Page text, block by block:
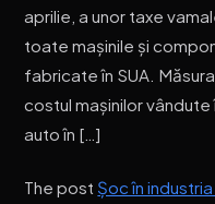
aprilie, a unor taxe
toate mașinile și
fabricate în SUA.
costul mașinilor
auto în […]
The post Șoc în